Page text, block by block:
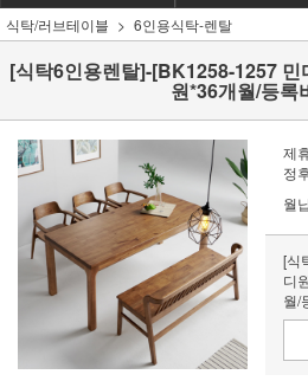
식탁/러브테이블
6인용식탁-렌탈
[식탁6인용렌탈]-[BK1258-1257
원*36개월/등록
제
정
월
[식
디
월/